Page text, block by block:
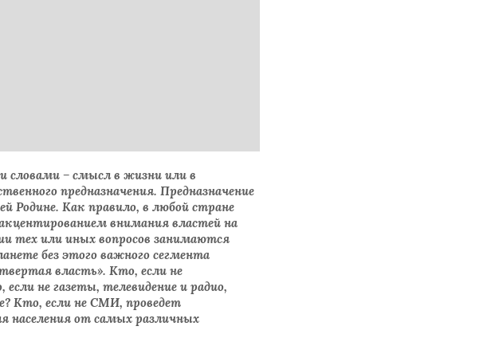
словами – смысл в жизни или в
предназначения. Предназначение
Родине. Как правило, в любой стране
внимания властей на
тех или иных вопросов занимаются
без этого важного сегмента
власть». Кто, если не
не газеты, телевидение и радио,
Кто, если не СМИ, проведет
населения от самых различных